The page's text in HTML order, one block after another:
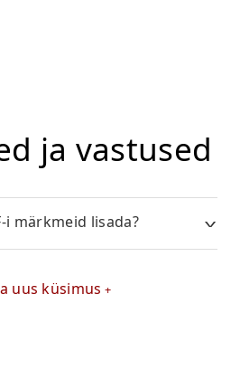
ja vastused
i märkmeid lisada?
uus küsimus